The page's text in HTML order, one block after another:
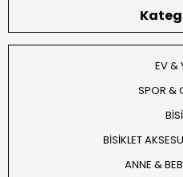
EV &
SPOR &
BİSİKLET
ANNE &